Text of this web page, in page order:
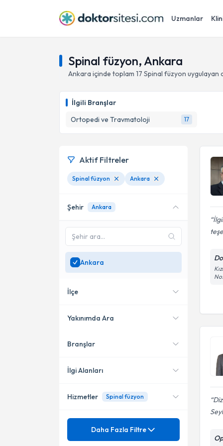
Uzmanlar
Spinal füzyon, Ankara
Ankara içinde toplam 17 Spinal füzyon uygulayan
İlgili Branşlar
Ortopedi ve Travmatoloji
17
Aktif Filtreler
Spinal füzyon Ankara
Şehir Ankara
Ankara
İlçe
Çankaya
Keçiören
Yakınımda Ara
Konumuma yakın uzmanları
Branşlar
Ortopedi ve Travmatoloji
İlgi Alanları
Bel Kayması
Hizmetler Spinal füzyon
Mezuniyet
Daha Fazla Filtre